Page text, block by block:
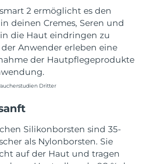
2 ermöglicht es den
deinen Cremes, Seren und
die Haut eindringen zu
der Anwender erleben eine
der Hautpflegeprodukte
Dritter
Silikonborsten sind 35-
als Nylonborsten. Sie
auf der Haut und tragen
Erwartete Lieferung
10/08/2026
Erwartete Lieferung
18/08/2026
Erwartete Lieferung
10/08/2026